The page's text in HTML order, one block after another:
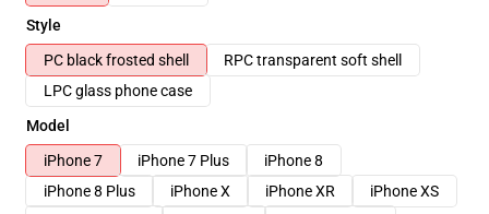
Style
PC black frosted shell
RPC transparent soft shell
LPC glass phone case
Model
iPhone 7
iPhone 7 Plus
iPhone 8
iPhone 8 Plus
iPhone X iPhone XR
iPhone XS